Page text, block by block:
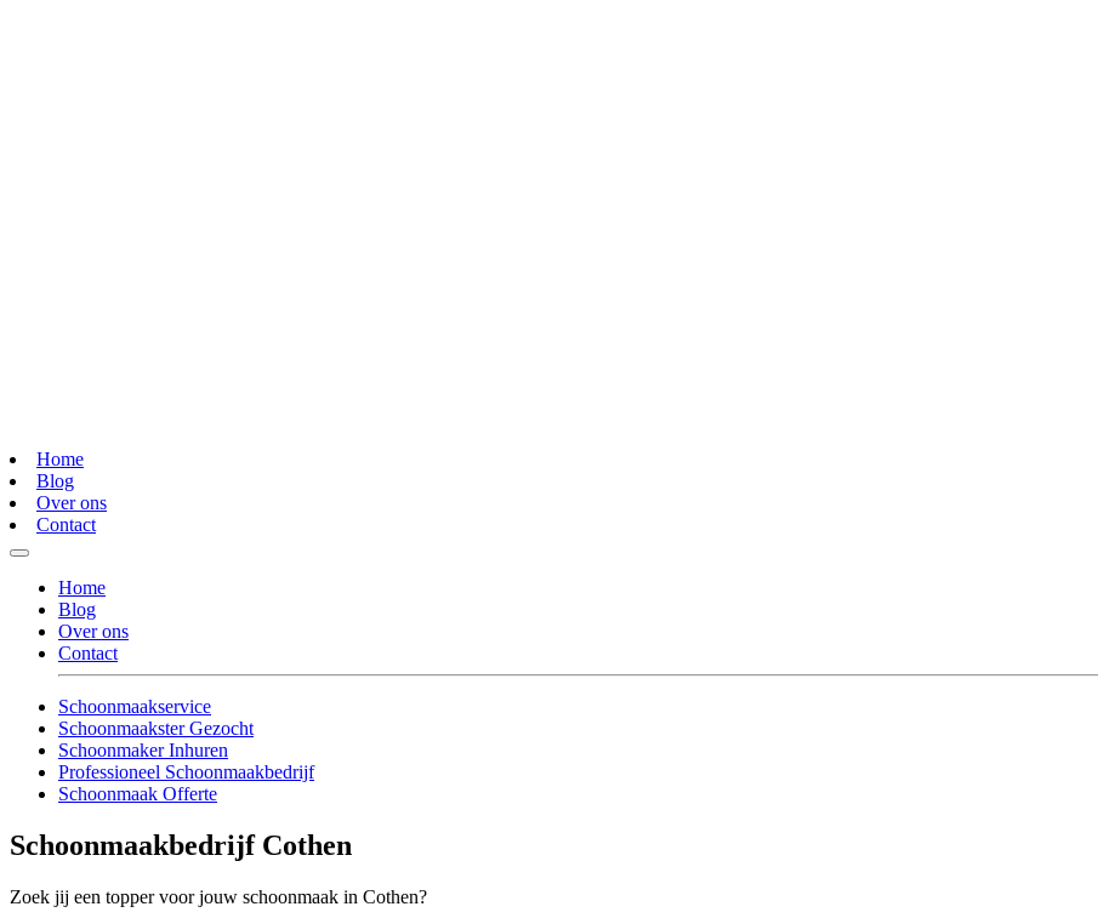
Home
Blog
Over ons
Contact
Home
Blog
Over ons
Contact
Schoonmaakservice
Schoonmaakster Gezocht
Schoonmaker Inhuren
Professioneel Schoonmaakbedrijf
Schoonmaak Offerte
Schoonmaakbedrijf Cothen
Zoek jij een topper voor jouw schoonmaak in Cothen?